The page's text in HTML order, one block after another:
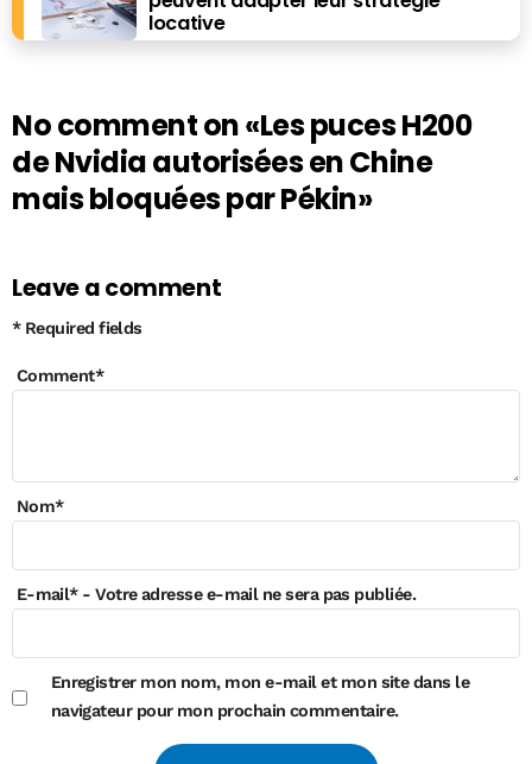
locative
No comment on«Les puces H200
de Nvidia autorisées en Chine
mais bloquées par Pékin»
Leave a comment
* Required fields
Comment*
Nom*
E-mail*- Votre adresse e-mail ne sera pas publiée.
Enregistrer mon nom, mon e-mail et mon site dans le
navigateur pour mon prochain commentaire.